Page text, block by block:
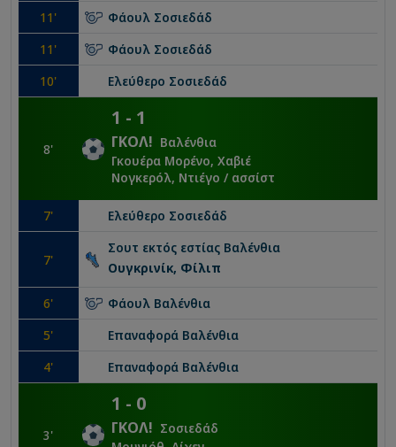
11 ' Φάουλ Σοσιεδάδ
11 ' Φάουλ Σοσιεδάδ
10' Ελεύθερο Σοσιεδάδ
8'
1 - 1
ΓΚΟΛ! Βαλένθια
Γκουέρα Μορένο, Χαβιέ
Νογκερόλ, Ντιέγο / ασσίστ
7' Ελεύθερο Σοσιεδάδ
7'
Σουτ εκτός εστίας Βαλένθια
Ουγκρινίκ, Φίλιπ
6' Φάουλ Βαλένθια
5' Επαναφορά Βαλένθια
4' Επαναφορά Βαλένθια
3'
1 - 0
ΓΚΟΛ! Σοσιεδάδ